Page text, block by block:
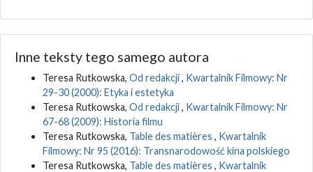
Inne teksty tego samego autora
Teresa Rutkowska, Od redakcji, Kwartalnik Filmowy: Nr
29-30 (2000): Etyka i estetyka
Teresa Rutkowska, Od redakcji, Kwartalnik Filmowy: Nr
67-68 (2009): Historia filmu
Teresa Rutkowska, Table des matières , Kwartalnik
Filmowy: Nr 95 (2016): Transnarodowość kina polskiego
Teresa Rutkowska, Table des matières , Kwartalnik